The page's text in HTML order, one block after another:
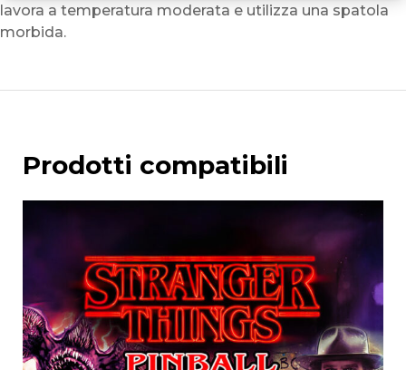
lavora a temperatura moderata e utilizza una spatola
morbida.
Prodotti compatibili